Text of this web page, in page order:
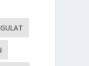
GULAT